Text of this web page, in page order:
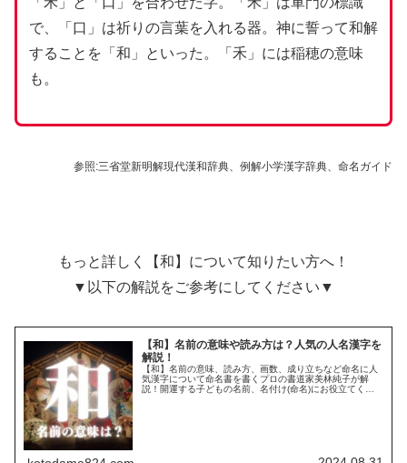
で、「口」は祈りの言葉を入れる器。神に誓って和解
することを「和」といった。「禾」には稲穂の意味
も。
参照:三省堂新明解現代漢和辞典、例解小学漢字辞典、命名ガイド
もっと詳しく【和】について知りたい方へ！
▼以下の解説をご参考にしてください▼
【和】名前の意味や読み方は？人気の人名漢字を
解説！
【和】名前の意味、読み方、画数、成り立ちなど命名に人
気漢字について命名書を書くプロの書道家美林純子が解
説！開運する子どもの名前、名付け(命名)にお役立てくだ